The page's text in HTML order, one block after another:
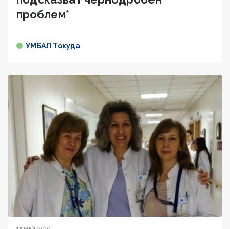
проблем*
УМБАЛ Токуда